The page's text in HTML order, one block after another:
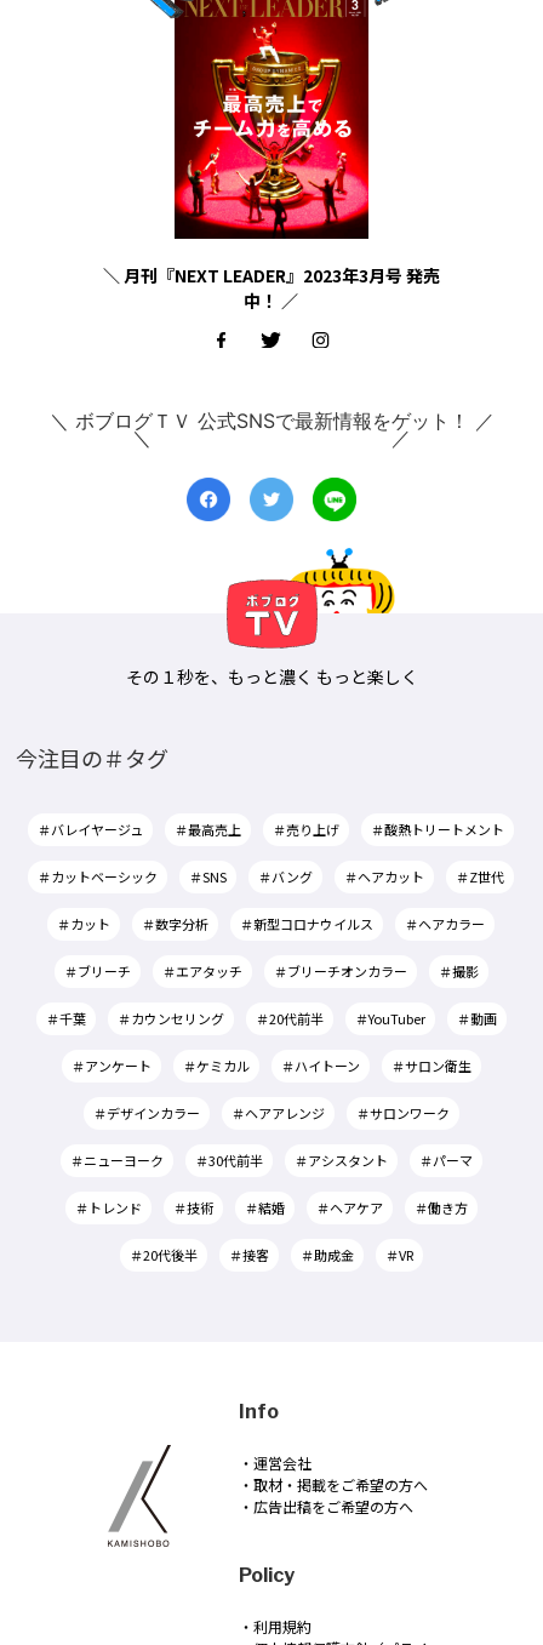
＼ 月刊『NEXT LEADER』2023年3月号 発売
中！ ／
＼ ボブログＴＶ 公式SNSで最新情報をゲット！ ／
その１秒を、もっと濃く もっと楽しく
今注目の＃タグ
＃バレイヤージュ ＃最高売上 ＃売り上げ ＃酸熱トリートメント
＃カットベーシック ＃SNS ＃バング ＃ヘアカット ＃Z世代
＃カット ＃数字分析 ＃新型コロナウイルス ＃ヘアカラー
＃ブリーチ ＃エアタッチ ＃ブリーチオンカラー ＃撮影
＃千葉 ＃カウンセリング ＃20代前半 ＃YouTuber ＃動画
＃アンケート ＃ケミカル ＃ハイトーン ＃サロン衛生
＃デザインカラー ＃ヘアアレンジ ＃サロンワーク
＃ニューヨーク ＃30代前半 ＃アシスタント ＃パーマ
＃トレンド ＃技術 ＃結婚 ＃ヘアケア ＃働き方
＃20代後半 ＃接客 ＃助成金 ＃VR
Info
・運営会社
・取材・掲載をご希望の方へ
・広告出稿をご希望の方へ
Policy
・利用規約